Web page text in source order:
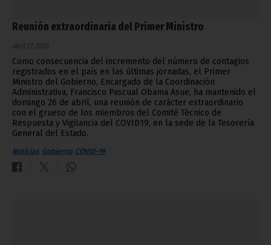
Reunión extraordinaria del Primer Ministro
abril 27, 2020
Como consecuencia del incremento del número de contagios
registrados en el país en las últimas jornadas, el Primer
Ministro del Gobierno, Encargado de la Coordinación
Administrativa, Francisco Pascual Obama Asue, ha mantenido el
domingo 26 de abril, una reunión de carácter extraordinario
con el grueso de los miembros del Comité Técnico de
Respuesta y Vigilancia del COVID19, en la sede de la Tesorería
General del Estado.
Noticias Gobierno COVID-19